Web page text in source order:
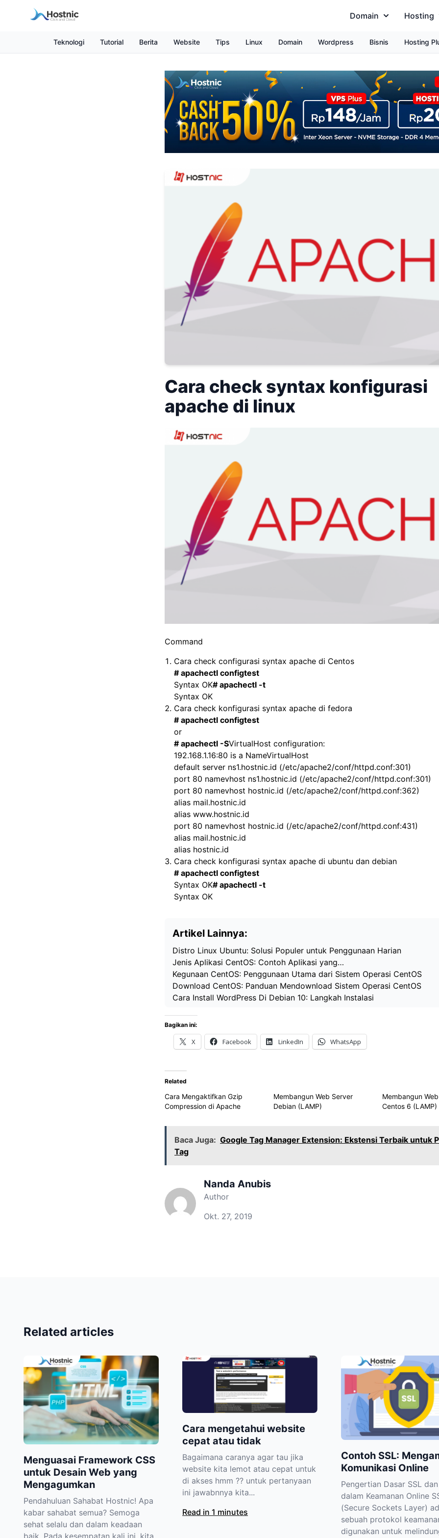
Domain Hosting
Teknologi Tutorial Berita Website Tips Linux Domain Wordpress Bisnis Hosting
Cara check syntax konfigurasi
apache di linux
Command
Cara check configurasi syntax apache di Centos
# apachectl configtest
Syntax OK# apachectl -t
Syntax OK
Cara check konfigurasi syntax apache di fedora
# apachectl configtest
or
# apachectl -SVirtualHost configuration:
192.168.1.16:80 is a NameVirtualHost
default server ns1.hostnic.id (/etc/apache2/conf/httpd.conf:301)
port 80 namevhost ns1.hostnic.id (/etc/apache2/conf/httpd.conf:301)
port 80 namevhost hostnic.id (/etc/apache2/conf/httpd.conf:362)
alias mail.hostnic.id
alias www.hostnic.id
port 80 namevhost hostnic.id (/etc/apache2/conf/httpd.conf:431)
alias mail.hostnic.id
alias hostnic.id
Cara check konfigurasi syntax apache di ubuntu dan debian
# apachectl configtest
Syntax OK# apachectl -t
Syntax OK
Artikel Lainnya:
Distro Linux Ubuntu: Solusi Populer untuk Penggunaan Harian
Jenis Aplikasi CentOS: Contoh Aplikasi yang…
Kegunaan CentOS: Penggunaan Utama dari Sistem Operasi CentOS
Download CentOS: Panduan Mendownload Sistem Operasi CentOS
Cara Install WordPress Di Debian 10: Langkah Instalasi
Bagikan ini:
X Facebook LinkedIn WhatsApp
Related
Cara Mengaktifkan Gzip
Compression di Apache
Membangun Web Server
Debian (LAMP)
Membangun
Centos 6 (LAMP)
Baca Juga: Google Tag Manager Extension: Ekstensi Terbaik untuk
Tag
Nanda Anubis
Author
Okt. 27, 2019
Related articles
Menguasai Framework CSS
untuk Desain Web yang
Mengagumkan
Pendahuluan Sahabat Hostnic! Apa
kabar sahabat semua? Semoga
sehat selalu dan dalam keadaan
baik. Pada kesempatan kali ini, kita
Cara mengetahui website
cepat atau tidak
Bagaimana caranya agar tau jika
website kita lemot atau cepat untuk
di akses hmm ?? untuk pertanyaan
ini jawabnnya kita...
Read in 1 minutes
Contoh SSL:
Komunikasi Online
Pengertian Dasar SSL
dalam Keamanan Online
(Secure Sockets Layer)
sebuah protokol
digunakan untuk